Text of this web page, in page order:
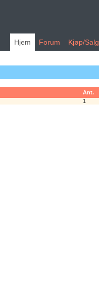
Hjem Forum Kjøp/Salg
Ant.
1